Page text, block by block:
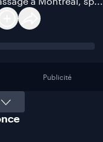
Publicité
saison